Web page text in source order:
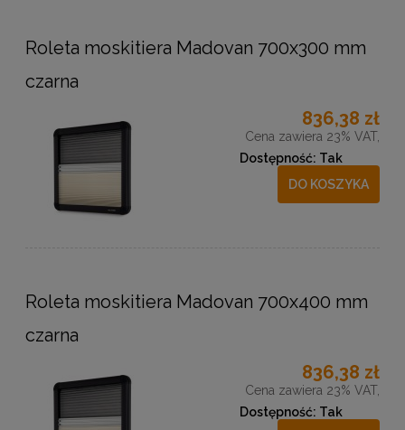
Roleta moskitiera Madovan 700x300 mm
czarna
836,38 zł
Cena zawiera 23% VAT,
Dostępność: Tak
DO KOSZYKA
Roleta moskitiera Madovan 700x400 mm
czarna
836,38 zł
Cena zawiera 23% VAT,
Dostępność: Tak